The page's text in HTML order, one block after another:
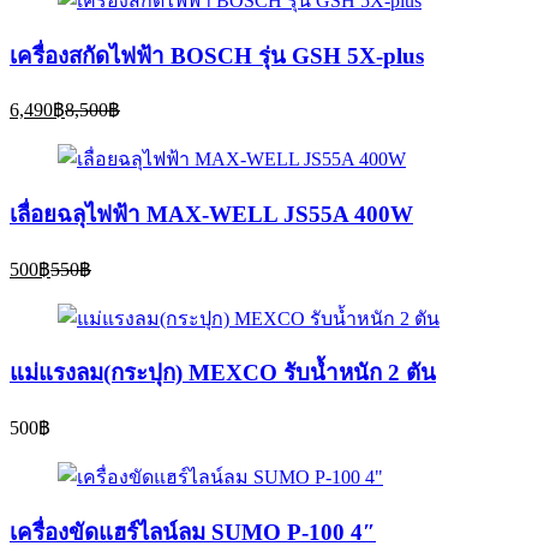
500฿.590฿.
เครื่องสกัดไฟฟ้า BOSCH รุ่น GSH 5X-plus
6,490฿Current
price
is:
6,490฿.
8,500฿
was:
8,500฿.
เลื่อยฉลุไฟฟ้า MAX-WELL JS55A 400W
500฿Current
price
is:
500฿.
550฿
was:
550฿.
แม่แรงลม(กระปุก) MEXCO รับน้ำหนัก 2 ตัน
500฿
เครื่องขัดแฮร์ไลน์ลม SUMO P-100 4″